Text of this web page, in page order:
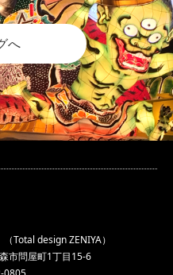
へ
Total design ZENIYA）
市問屋町1丁目15-6